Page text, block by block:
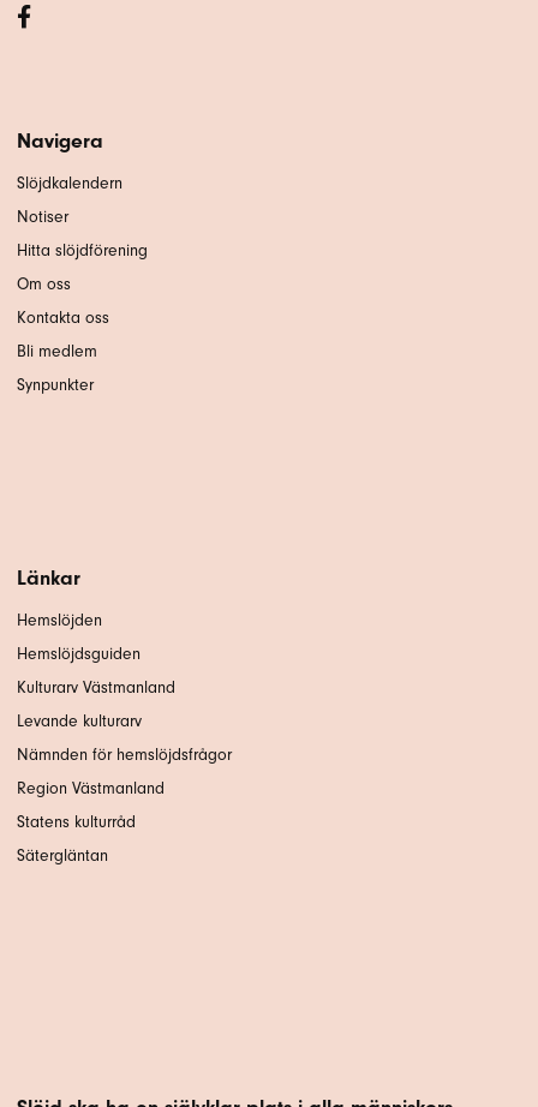
Navigera
Slöjdkalendern
Notiser
Hitta slöjdförening
Om oss
Kontakta oss
Bli medlem
Synpunkter
Länkar
Hemslöjden
Hemslöjdsguiden
Kulturarv Västmanland
Levande kulturarv
Nämnden för hemslöjdsfrågor
Region Västmanland
Statens kulturråd
Sätergläntan